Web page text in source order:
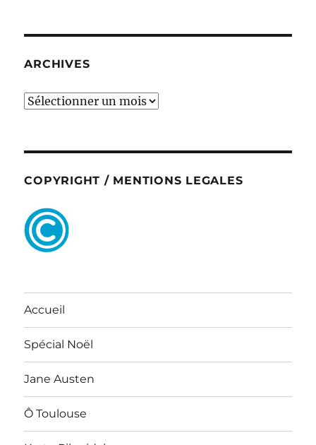
ARCHIVES
ARCHIVES
COPYRIGHT / MENTIONS LEGALES
Accueil
Spécial Noël
Jane Austen
Ô Toulouse